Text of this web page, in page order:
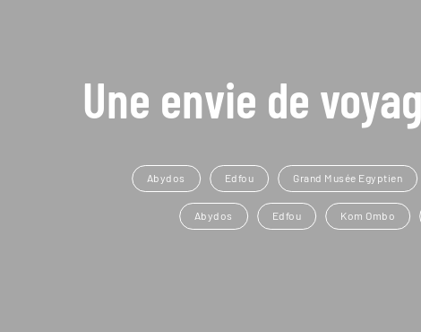
Une envie de
Abydos Edfou Grand Musée Egyptien
Abydos Edfou Kom Ombo